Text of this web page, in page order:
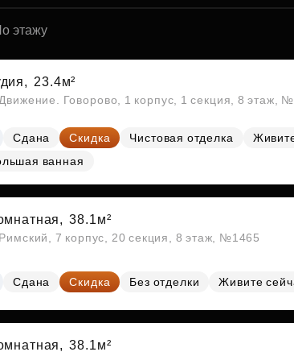
этажу
23.4м²
Говорово, 1 корпус, 1 секция, 8 этаж,
Сдана Скидка Чистовая отделка
ванная
38.1м²
7 корпус, 20 секция, 8 этаж, №1465
Сдана Скидка Без отделки Живите
38.1м²